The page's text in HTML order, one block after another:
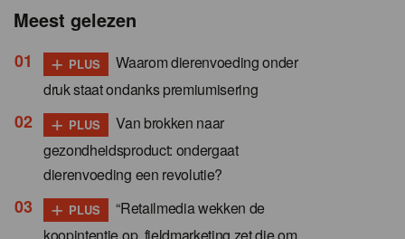
Meest gelezen
+ PLUS
Waarom dierenvoeding onder
druk staat ondanks premiumisering
+ PLUS
Van brokken naar
gezondheidsproduct: ondergaat
dierenvoeding een revolutie?
+ PLUS
“Retailmedia wekken de
koopintentie op, fieldmarketing zet die om